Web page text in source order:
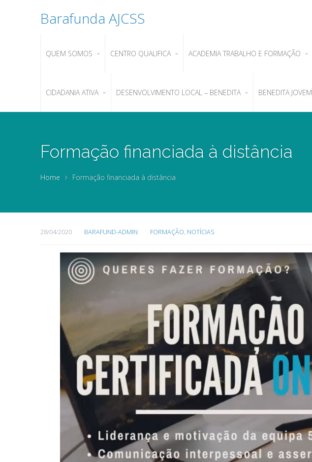
Barafunda AJCSS
QUEM SOMOS CENTRO QUALIFICA ACADEMIA TRABALHO E FORMAÇÃO
CIDADANIA ATIVA DESENVOLVIMENTO LOCAL – BENEDITA BENEDITA JOVEM
Formação financiada à distância
Home Formação financiada à distância
28/04/2020 BARAFUND-ADMIN FORMAÇÃO, NOTÍCIAS